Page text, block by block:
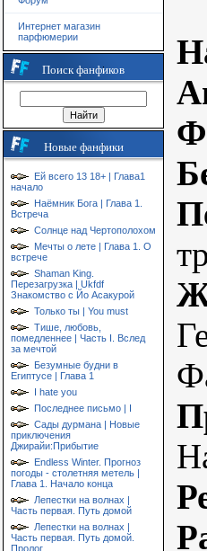
Интернет магазин
парфюмерии
Поиск фанфиков
Новые фанфики
Ей всего 13 18+ | Глава1
начало
Наёмник Бога | Глава 1.
Встреча
Солнце над Чертополохом
Мечты о лете | Глава 1. О
встрече
Shaman King.
Перезагрузка | Ukfdf
Знакомство с Йо Асакурой
Только ты | You must
Тише, любовь,
помедленнее | Часть I. Вслед
за мечтой
Безумные будни в
Египтусе | Глава 1
I hate you
Последнее письмо | I
Сады дурмана | Новые
приключения
Джирайи:Прибытие
Endless Winter. Прогноз
погоды - столетняя метель |
Глава 1. Начало конца
Лепестки на волнах |
Часть первая. Путь домой
Лепестки на волнах |
Часть первая. Путь домой.
Пролог